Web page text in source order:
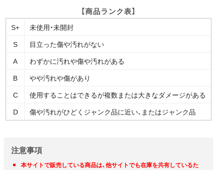
【商品ランク表】
S+
未使用・未開封
S
目立った傷や汚れがない
A
わずかに汚れや傷や汚れがある
B
やや汚れや傷があり
C
使用することはできるが複数または大きなダメージがある
D
傷や汚れがひどくジャンク品に近い、またはジャンク品
注意事項
本サイトで販売している商品は、他サイトでも在庫を共有しているた